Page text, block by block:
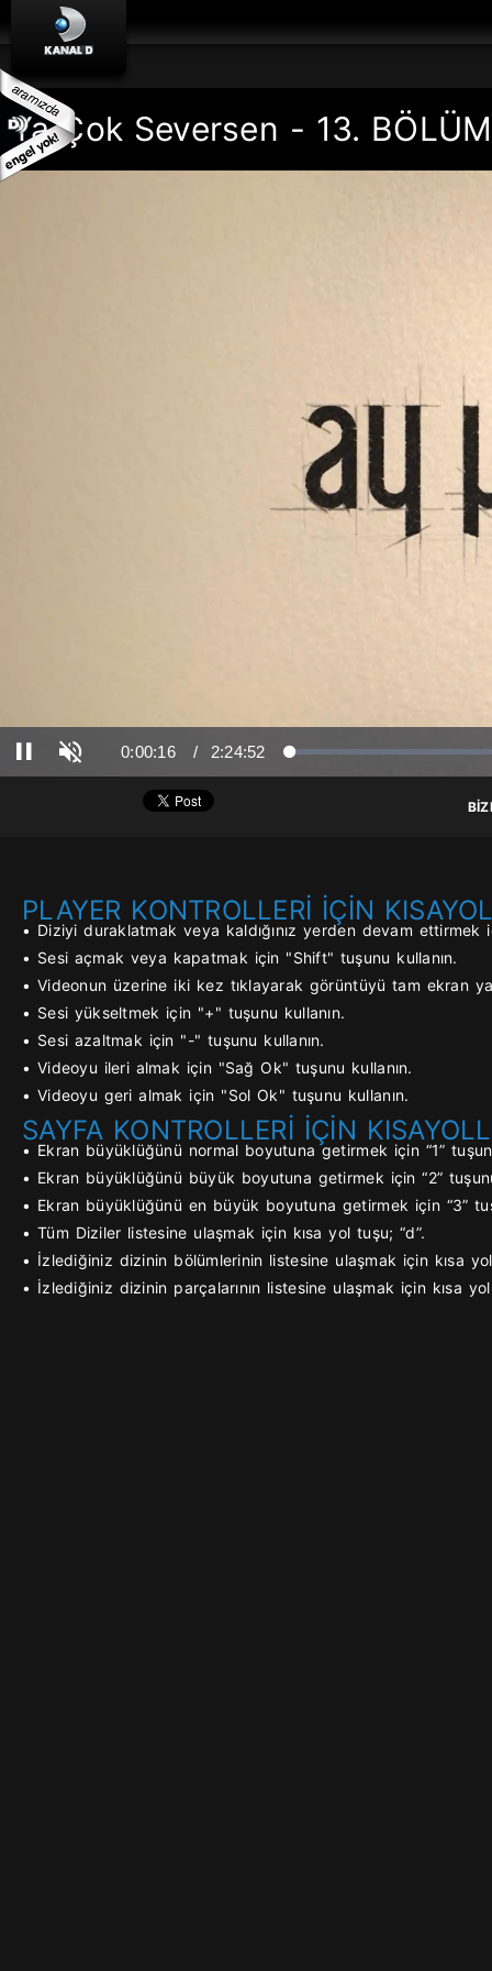
Ya Çok Seversen - 13. BÖLÜM
Duraklat
Süre
0:00:16 / Toplam Süre
2:24:52 Yüklendi: 0%
Yükleniyor: 0%
PLAYER KONTROLLERİ İÇİN
• Diziyi duraklatmak veya kaldığınız yerden devam ettirmek
• Sesi açmak veya kapatmak için "Shift" tuşunu kullanın.
• Videonun üzerine iki kez tıklayarak görüntüyü tam ekran
• Sesi yükseltmek için "+" tuşunu kullanın.
• Sesi azaltmak için "-" tuşunu kullanın.
• Videoyu ileri almak için "Sağ Ok" tuşunu kullanın.
• Videoyu geri almak için "Sol Ok" tuşunu kullanın.
SAYFA KONTROLLERİ İÇİN
• Ekran büyüklüğünü normal boyutuna getirmek için “1”
• Ekran büyüklüğünü büyük boyutuna getirmek için “2”
• Ekran büyüklüğünü en büyük boyutuna getirmek için “3”
• Tüm Diziler listesine ulaşmak için kısa yol tuşu; “d”.
• İzlediğiniz dizinin bölümlerinin listesine ulaşmak için kısa
• İzlediğiniz dizinin parçalarının listesine ulaşmak için kısa